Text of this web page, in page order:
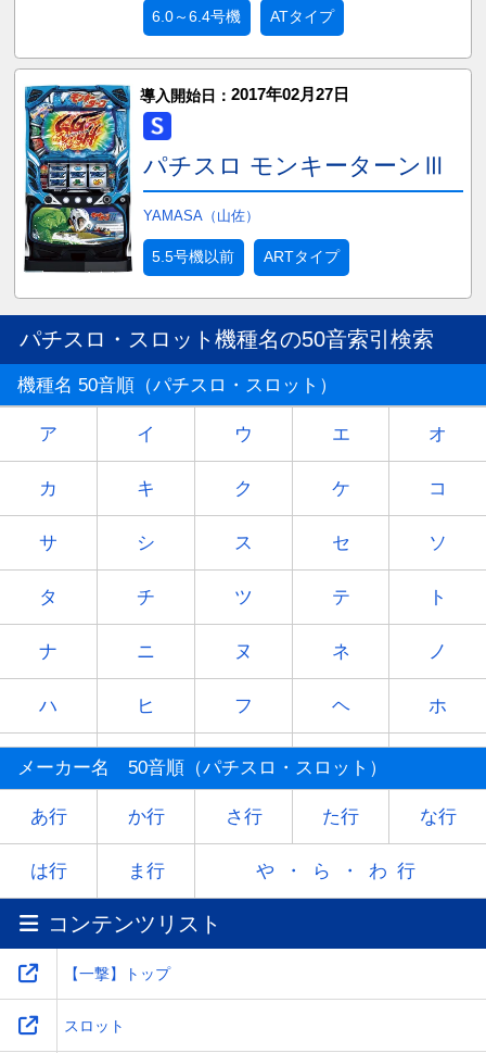
6.0～6.4号機 ATタイプ
導入開始日： 2017年02月27日
パチスロ モンキーターンⅢ
YAMASA（山佐）
5.5号機以前 ARTタイプ
パチスロ・スロット機種名の50音索引検索
機種名 50音順（パチスロ・スロット）
ア イ ウ エ オ
カ キ ク ケ コ
サ シ ス セ ソ
タ チ ツ テ ト
ナ ニ ヌ ネ ノ
ハ ヒ フ ヘ ホ
マ ミ ム メ
ヤ - ユ - ヨ
ラ リ レ
ワ -
メーカー名 50音順（パチスロ・スロット）
あ行 か行 さ行 た行 な行
は行 ま行 や・ら・わ行
コンテンツリスト
【一撃】トップ
スロット